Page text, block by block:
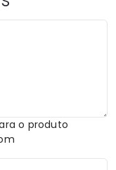
o produto